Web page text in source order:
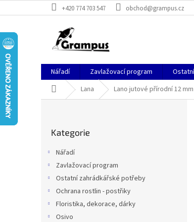
na
+420 774 703 547 obchod@grampus.cz
Nářadí Zavlažovací program
Domů Lana Lano jutové přírodní 12 mm
kategorie
Kategorie
Nářadí
Zavlažovací program
Ostatní zahrádkářské potřeby
Ochrana rostlin - postřiky
Floristika, dekorace, dárky
Osivo